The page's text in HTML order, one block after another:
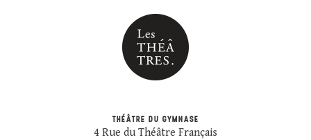
THÉÂTRE DU GYMNASE
4 Rue du Théâtre Français